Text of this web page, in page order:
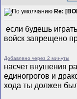
Re:
если будешь
войск запрещено
Добавлено через 2 минуты
насчет внушения
единогрогов и
хода ты должен